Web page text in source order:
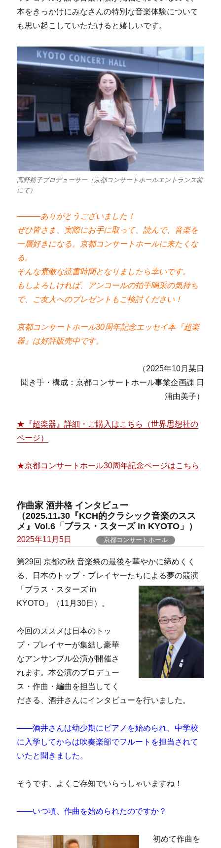
本をきっかけにみなさんの特別な音楽体験について
も思い起こしていただけると嬉しいです。
高野裕子プロデューサー（京都コンサートホールエントランス前
にて）
―――ありがとうございました！
ぜひ皆さま、実際にお手に取って、読んで、音楽を
一層好きになる。京都コンサートホールに来たくな
る。
そんな素敵な読書時間となりましたら幸いです。
もしよろしければ、アンコールの拍手喝采の気持ち
で、ご友人へのプレゼントもご検討ください！
京都コンサートホール30周年記念エッセイ本『超楽
器』は好評販売中です。
（2025年10月某日
聞き手・構成：京都コンサートホール事業企画課 日
浦由美子）
★『超楽器』詳細・ご購入はこちら（世界思想社の
ページ）
★京都コンサートホール30周年記念ページはこちら
作曲家 酒井格 インタビュー
（2025.11.30『KCH的クラシック音楽のスス
メ』Vol.6「ブラス・スターズ in KYOTO」）
Posted
2025年11月5日 京都コンサートホール
第29回 京都の秋 音楽祭の最後を華やかに締めくく
る、日本のトップ・プレイヤーたちによる夢の競演
「ブラス・スターズ in
KYOTO」（11月30日）。
今回のススメは日本のトッ
プ・プレイヤーが集結し豪華
なアンサンブル公演が開催さ
れます。本公演のプロデュー
ス・作曲・編曲を担当してく
ださる、酒井さんにインタビューを行いました。
――酒井さんは幼少期にピアノを始められ、中学校
に入学してからは吹奏楽部でフルートを担当されて
いたと聞きました。
そうです、よくご存知でいらっしゃいますね！
――いつ頃、作曲を始められたのですか？
初めて作曲を